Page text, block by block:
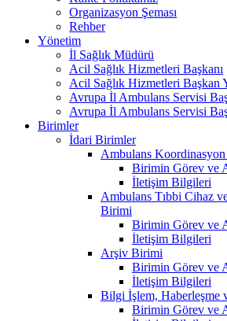
Organizasyon Şeması
Rehber
Yönetim
İl Sağlık Müdürü
Acil Sağlık Hizmetleri Başkanı
Acil Sağlık Hizmetleri Başkan
Avrupa İl Ambulans Servisi
Avrupa İl Ambulans Servisi
Birimler
İdari Birimler
Ambulans
Birimin Görev ve
İletişim Bilgileri
Ambulans Tıbbi Cihaz
Birimi
Birimin Görev ve
İletişim Bilgileri
Arşiv Birimi
Birimin Görev ve
İletişim Bilgileri
Bilgi İşlem, Haberleşme
Birimin Görev ve